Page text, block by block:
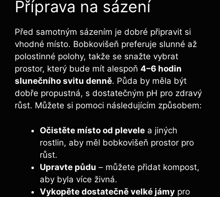
Příprava na sázení
Před samotným sázením je dobré připravit si
vhodné místo. Bobkovišeň preferuje slunné až
polostinné polohy, takže se snažte vybrat
prostor, který bude mít alespoň 4–6 hodin
slunečního svitu denně. Půda by měla být
dobře propustná, s dostatečným pH pro zdravý
růst. Můžete si pomoci následujícím způsobem:
Očistěte místo od plevele a jiných
rostlin, aby měl bobkovišeň prostor pro
růst.
Upravte půdu – můžete přidat kompost,
aby byla více živná.
Vykopěte dostatečně velké jámy pro